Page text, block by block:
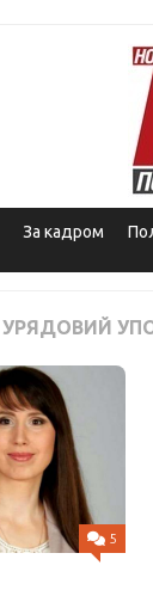
За кадром
УРЯДОВИЙ
5